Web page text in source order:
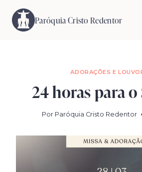
para
Paróquia Cristo Redentor
ADORAÇÕES E
24 horas para
Por Paróquia Cristo Redentor